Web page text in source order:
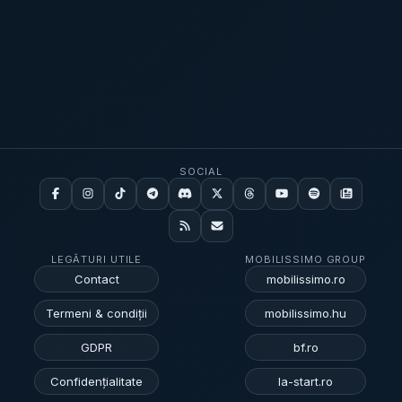
LEGĂTURI UTILE
Contact
Termeni & condiții
GDPR
Confidențialitate
SOCIAL
MOBILISSIMO GROUP
mobilissimo.ro
mobilissimo.hu
bf.ro
la-start.ro